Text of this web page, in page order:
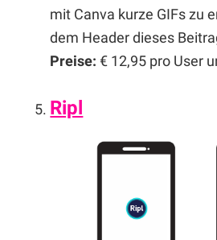
mit Canva kurze GIFs zu
dem Header dieses
Preise: € 12,95 pro User
Ripl